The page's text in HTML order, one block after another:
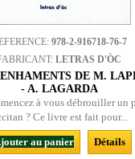
978-2-916718-76-7
LETRAS D'ÒC
DE M.
- A. LAGARDA
à vous débrouiller un
? Ce livre est fait pour...
au panier
Détails